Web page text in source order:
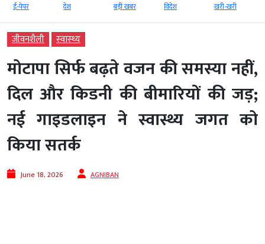
ई-पेपर देश बड़ी खबर विदेश खरी-खरी
जीवनशैली स्‍वास्‍थ्‍य
मोटापा सिर्फ बढ़ते वजन की समस्या नहीं,
दिल और किडनी की बीमारियों की जड़;
नई गाइडलाइन ने स्वास्थ्य जगत को
किया सतर्क
June 18, 2026 AGNIBAN